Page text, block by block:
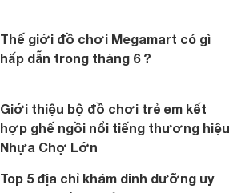
Thế giới đồ chơi Megamart có gì
hấp dẫn trong tháng 6 ?
Giới thiệu bộ đồ chơi trẻ em kết
hợp ghế ngồi nổi tiếng thương hiệu
Nhựa Chợ Lớn
Top 5 địa chỉ khám dinh dưỡng uy